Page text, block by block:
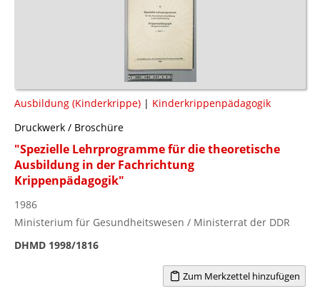
Ausbildung (Kinderkrippe) | Kinderkrippenpädagogik
Druckwerk / Broschüre
"Spezielle Lehrprogramme für die theoretische
Ausbildung in der Fachrichtung
Krippenpädagogik"
1986
Ministerium für Gesundheitswesen / Ministerrat der DDR
DHMD 1998/1816
Zum Merkzettel hinzufügen